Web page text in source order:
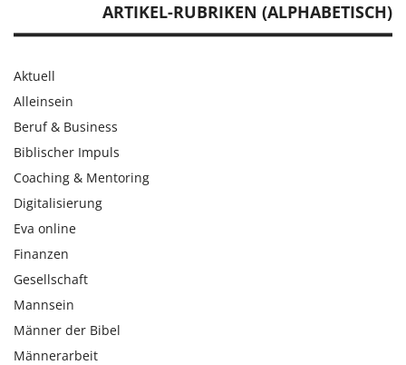
ARTIKEL-RUBRIKEN (ALPHABETISCH)
Aktuell
Alleinsein
Beruf & Business
Biblischer Impuls
Coaching & Mentoring
Digitalisierung
Eva online
Finanzen
Gesellschaft
Mannsein
Männer der Bibel
Männerarbeit